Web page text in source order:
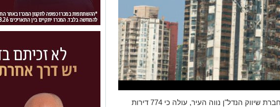
מהניתוח שבוצע ע"י הלמ"ס בחברת שיווק הנדל"ן נווה העיר, עולה כי 774 דירות